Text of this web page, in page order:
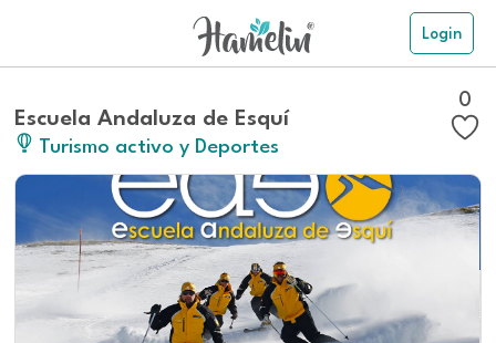
Login
Escuela Andaluza de Esquí
Turismo activo y Deportes
0